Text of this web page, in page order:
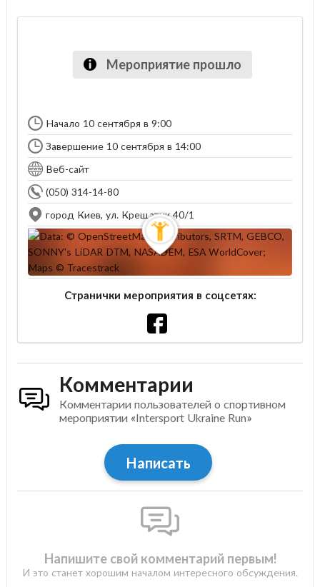
Мероприятие прошло
Начало 10 сентября в 9:00
Завершение 10 сентября в 14:00
Веб-сайт
(050) 314-14-80
город Киев, ул. Крещатик 40/1
Странички мероприятия в соцсетях:
Комментарии
Комментарии пользователей о спортивном
мероприятии «Intersport Ukraine Run»
Написать
Напишите свой комментарий первым!
И это станет хорошим началом интересного обсуждения.